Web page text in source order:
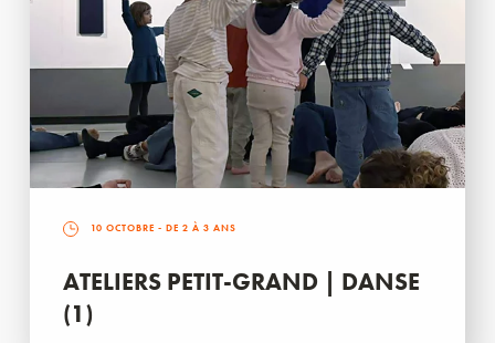
10 OCTOBRE - DE 2 À 3 ANS
ATELIERS PETIT-GRAND | DANSE
(1)